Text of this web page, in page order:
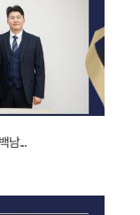
남...